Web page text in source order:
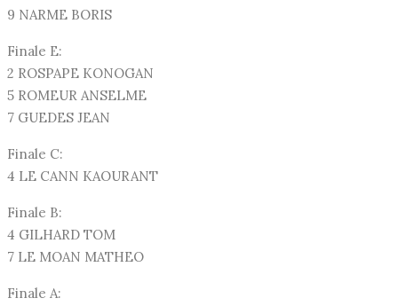
9 NARME BORIS
Finale E:
2 ROSPAPE KONOGAN
5 ROMEUR ANSELME
7 GUEDES JEAN
Finale C:
4 LE CANN KAOURANT
Finale B:
4 GILHARD TOM
7 LE MOAN MATHEO
Finale A: